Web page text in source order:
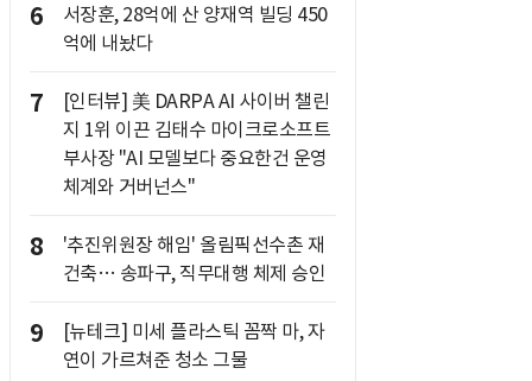
6
서장훈, 28억에 산 양재역 빌딩 450
억에 내놨다
7
[인터뷰] 美 DARPA AI 사이버 챌린
지 1위 이끈 김태수 마이크로소프트
부사장 "AI 모델보다 중요한건 운영
체계와 거버넌스"
8
'추진위원장 해임' 올림픽선수촌 재
건축… 송파구, 직무대행 체제 승인
9
[뉴테크] 미세 플라스틱 꼼짝 마, 자
연이 가르쳐준 청소 그물